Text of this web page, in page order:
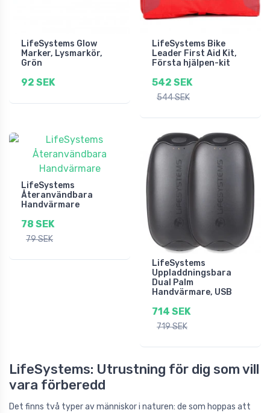
LifeSystems Glow
Marker, Lysmarkör,
Grön
92 SEK
LifeSystems Bike
Leader First Aid Kit,
Första hjälpen-kit
542 SEK
544 SEK
LifeSystems
Återanvändbara
Handvärmare
78 SEK
79 SEK
LifeSystems
Uppladdningsbara
Dual Palm
Handvärmare, USB
714 SEK
719 SEK
LifeSystems: Utrustning för dig som vill
vara förberedd
Det finns två typer av människor i naturen: de som hoppas att